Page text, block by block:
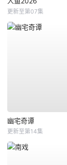
更新至第07集
幽宅奇谭
更新至第14集